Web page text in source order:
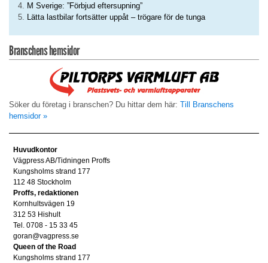
M Sverige: ”Förbjud eftersupning”
Lätta lastbilar fortsätter uppåt – trögare för de tunga
Branschens hemsidor
Söker du företag i branschen? Du hittar dem här: Till Branschens
hemsidor »
Huvudkontor
Vägpress AB/Tidningen Proffs
Kungsholms strand 177
112 48 Stockholm
Proffs, redaktionen
Kornhultsvägen 19
312 53 Hishult
Tel. 0708 - 15 33 45
goran@vagpress.se
Queen of the Road
Kungsholms strand 177